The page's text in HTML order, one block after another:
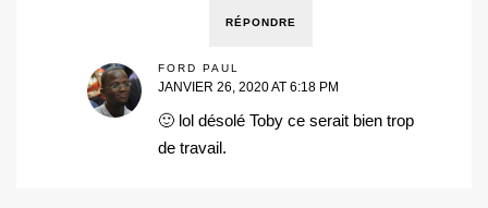
RÉPONDRE
FORD PAUL
JANVIER 26, 2020 AT 6:18 PM
🙂 lol désolé Toby ce serait bien trop
de travail.